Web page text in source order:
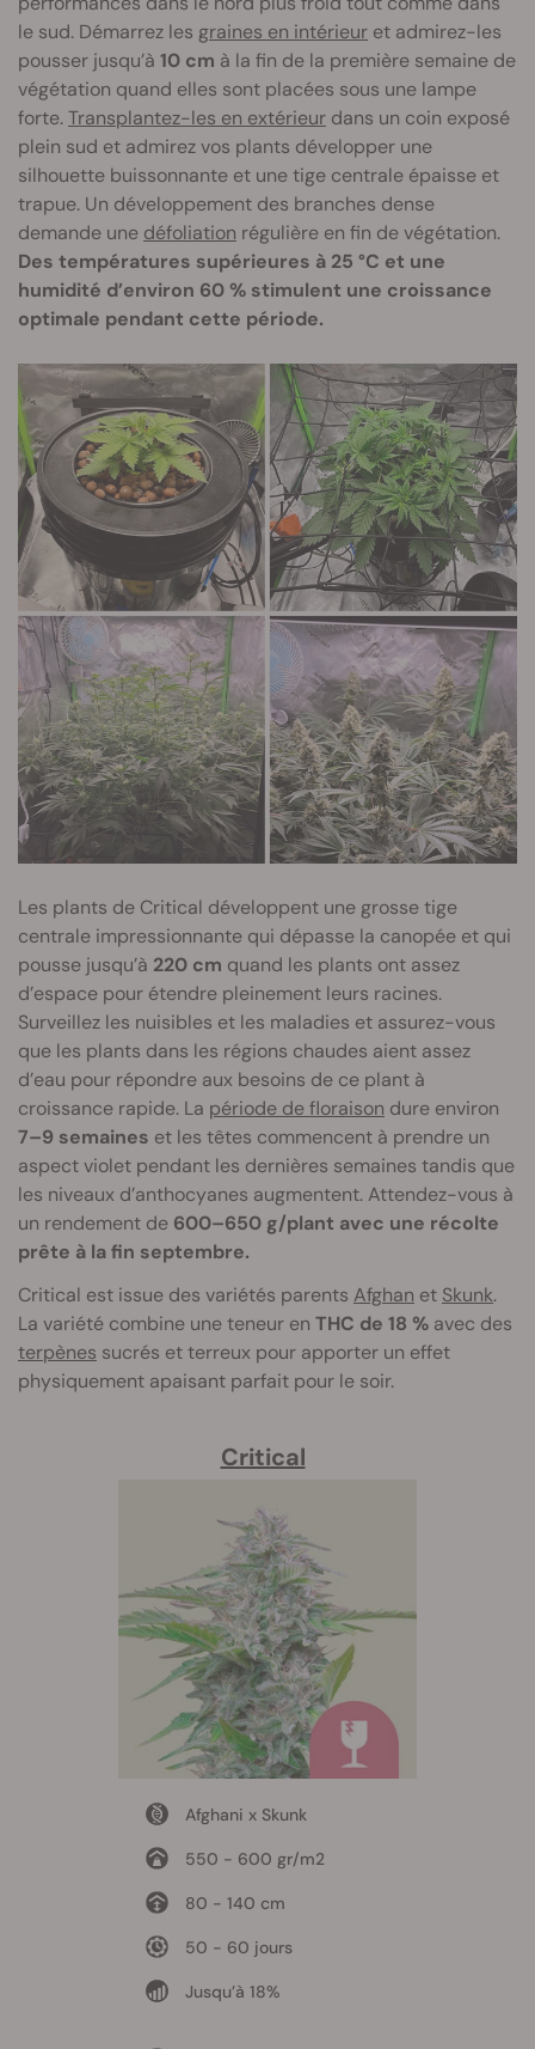
le sud. Démarrez les graines en intérieur et admirez-les
pousser jusqu’à 10 cm à la fin de la première semaine de
végétation quand elles sont placées sous une lampe
forte.Transplantez-les en extérieur dans un coin exposé
plein sud et admirez vos plants développer une
silhouette buissonnante et une tige centrale épaisse et
trapue. Un développement des branches dense
demande une défoliation régulière en fin de végétation.
Des températures supérieures à 25 °C et une
humidité d’environ 60 % stimulent une croissance
optimale pendant cette période.
Les plants de Critical développent une grosse tige
centrale impressionnante qui dépasse la canopée et qui
pousse jusqu’à 220 cm quand les plants ont assez
d’espace pour étendre pleinement leurs racines.
Surveillez les nuisibles et les maladies et assurez-vous
que les plants dans les régions chaudes aient assez
d’eau pour répondre aux besoins de ce plant à
croissance rapide. La période de floraison dure environ
7–9 semaines et les têtes commencent à prendre un
aspect violet pendant les dernières semaines tandis que
les niveaux d’anthocyanes augmentent. Attendez-vous à
un rendement de 600–650 g/plant avec une récolte
prête à la fin septembre.
Critical est issue des variétés parents Afghan et Skunk.
La variété combine une teneur en THC de 18 % avec des
terpènes sucrés et terreux pour apporter un effet
physiquement apaisant parfait pour le soir.
Critical
Afghani x Skunk
550 - 600 gr/m2
80 - 140 cm
50 - 60 jours
Jusqu’à 18%